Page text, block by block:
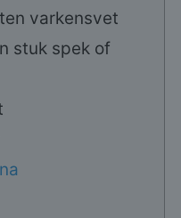
varkensvet
stuk spek of